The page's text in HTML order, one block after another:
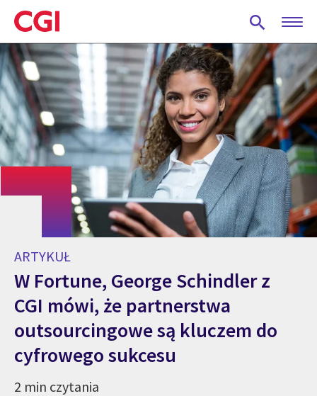
Skip
to
main
content
ARTYKUŁ
W Fortune, George Schindler z
CGI mówi, że partnerstwa
outsourcingowe są kluczem do
cyfrowego sukcesu
2 min czytania